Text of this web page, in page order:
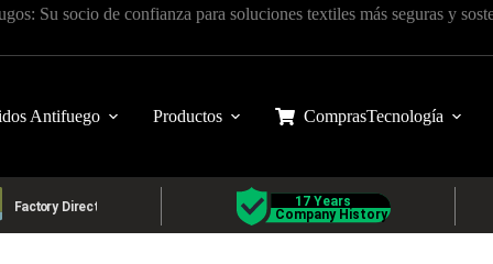
Su socio de confianza para soluciones textiles más seguras y
Antifuego Productos ComprasTecnología